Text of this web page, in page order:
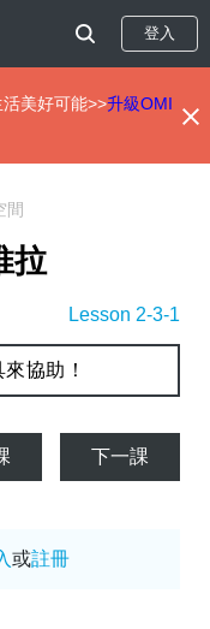
登入
美好可能>>升級OMI
間
拉
Lesson 2-3-1
協助！
下一課
或註冊